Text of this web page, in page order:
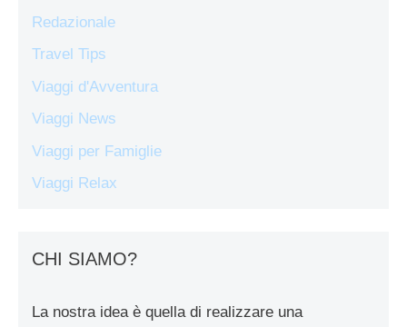
Redazionale
Travel Tips
Viaggi d'Avventura
Viaggi News
Viaggi per Famiglie
Viaggi Relax
CHI SIAMO?
La nostra idea è quella di realizzare una